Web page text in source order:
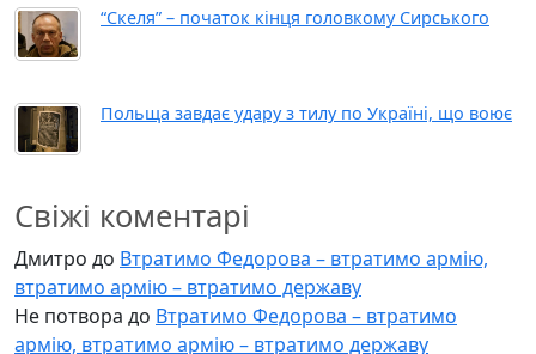
“Скеля” – початок кінця головкому Сирського
Польща завдає удару з тилу по Україні, що воює
Свіжі коментарі
Дмитро до Втратимо Федорова – втратимо армію,
втратимо армію – втратимо державу
Не потвора до Втратимо Федорова – втратимо
армію, втратимо армію – втратимо державу